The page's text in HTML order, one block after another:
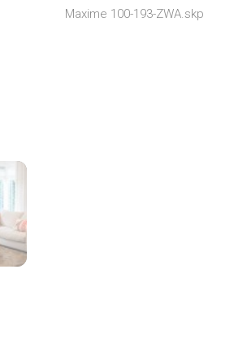
Maxime 100-193-ZWA.skp